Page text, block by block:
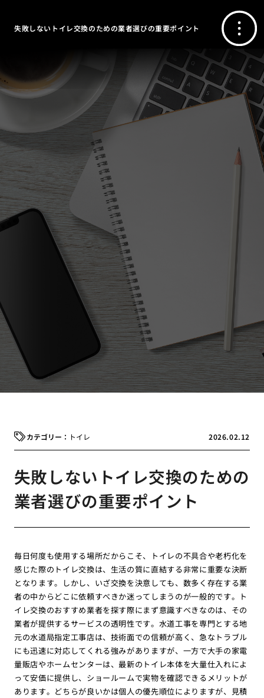
失敗しないトイレ交換のための業者選びの重要ポイント
2026.02.12
トイレ
失敗しないトイレ交換のための
業者選びの重要ポイント
毎日何度も使用する場所だからこそ、トイレの不具合や老朽化を
感じた際のトイレ交換は、生活の質に直結する非常に重要な決断
となります。しかし、いざ交換を決意しても、数多く存在する業
者の中からどこに依頼すべきか迷ってしまうのが一般的です。ト
イレ交換のおすすめ業者を探す際にまず意識すべきなのは、その
業者が提供するサービスの透明性です。水道工事を専門とする地
元の水道局指定工事店は、技術面での信頼が高く、急なトラブル
にも迅速に対応してくれる強みがありますが、一方で大手の家電
量販店やホームセンターは、最新のトイレ本体を大量仕入れによ
って安価に提供し、ショールームで実物を確認できるメリットが
あります。どちらが良いかは個人の優先順位によりますが、見積